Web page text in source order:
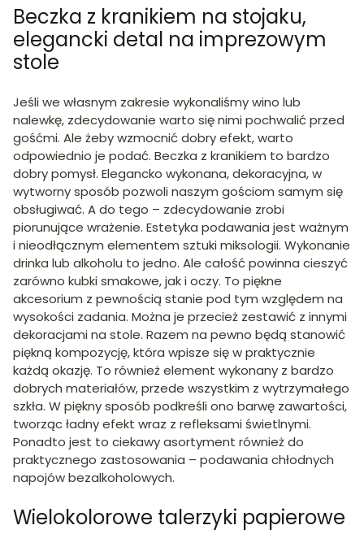
Beczka z kranikiem na stojaku,
elegancki detal na imprezowym
stole
Jeśli we własnym zakresie wykonaliśmy wino lub
nalewkę, zdecydowanie warto się nimi pochwalić przed
gośćmi. Ale żeby wzmocnić dobry efekt, warto
odpowiednio je podać. Beczka z kranikiem to bardzo
dobry pomysł. Elegancko wykonana, dekoracyjna, w
wytworny sposób pozwoli naszym gościom samym się
obsługiwać. A do tego – zdecydowanie zrobi
piorunujące wrażenie. Estetyka podawania jest ważnym
i nieodłącznym elementem sztuki miksologii. Wykonanie
drinka lub alkoholu to jedno. Ale całość powinna cieszyć
zarówno kubki smakowe, jak i oczy. To piękne
akcesorium z pewnością stanie pod tym względem na
wysokości zadania. Można je przecież zestawić z innymi
dekoracjami na stole. Razem na pewno będą stanowić
piękną kompozycję, która wpisze się w praktycznie
każdą okazję. To również element wykonany z bardzo
dobrych materiałów, przede wszystkim z wytrzymałego
szkła. W piękny sposób podkreśli ono barwę zawartości,
tworząc ładny efekt wraz z refleksami świetlnymi.
Ponadto jest to ciekawy asortyment również do
praktycznego zastosowania – podawania chłodnych
napojów bezalkoholowych.
Wielokolorowe talerzyki papierowe